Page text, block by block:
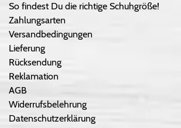
So findest Du die richtige Schuhgröße!
Zahlungsarten
Versandbedingungen
Lieferung
Rücksendung
Reklamation
AGB
Widerrufsbelehrung
Datenschutzerklärung